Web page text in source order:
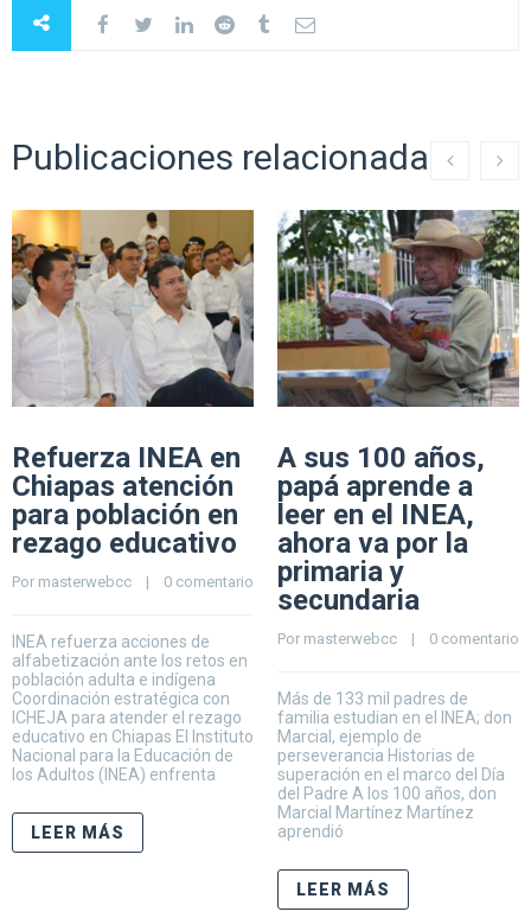
Publicaciones relacionadas
Refuerza INEA en
Chiapas atención
para población en
rezago educativo
Por masterwebcc
    |
0 comentario
INEA refuerza acciones de
alfabetización ante los retos en
población adulta e indígena
Coordinación estratégica con
ICHEJA para atender el rezago
educativo en Chiapas El Instituto
Nacional para la Educación de
los Adultos (INEA) enfrenta
LEER MÁS
A sus 100 años,
papá aprende a
leer en el INEA,
ahora va por la
primaria y
secundaria
Por masterwebcc
    |
0 comentario
Más de 133 mil padres de
familia estudian en el INEA; don
Marcial, ejemplo de
perseverancia Historias de
superación en el marco del Día
del Padre A los 100 años, don
Marcial Martínez Martínez
aprendió
LEER MÁS